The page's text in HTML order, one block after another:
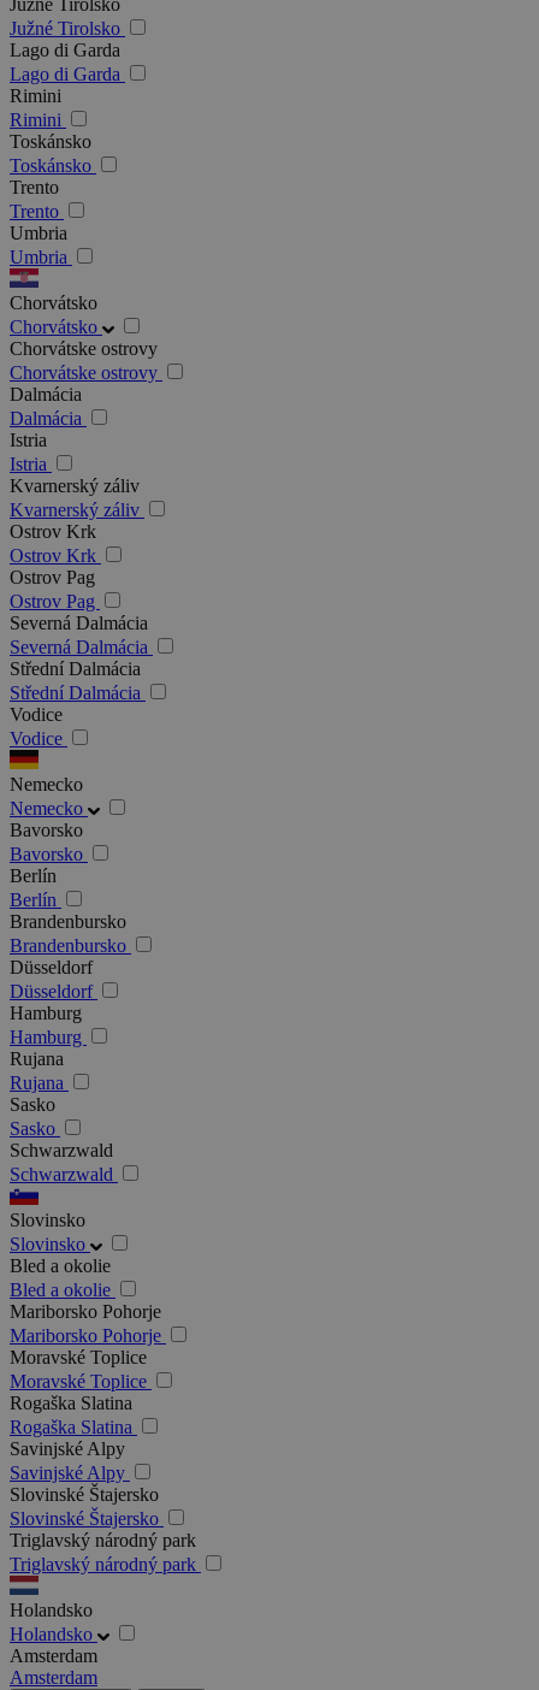
Južné Tirolsko
Južné Tirolsko
Lago di Garda
Lago di Garda
Rimini
Rimini
Toskánsko
Toskánsko
Trento
Trento
Umbria
Umbria
Chorvátsko
Chorvátsko
Chorvátske ostrovy
Chorvátske ostrovy
Dalmácia
Dalmácia
Istria
Istria
Kvarnerský záliv
Kvarnerský záliv
Ostrov Krk
Ostrov Krk
Ostrov Pag
Ostrov Pag
Severná Dalmácia
Severná Dalmácia
Střední Dalmácia
Střední Dalmácia
Vodice
Vodice
Nemecko
Nemecko
Bavorsko
Bavorsko
Berlín
Berlín
Brandenbursko
Brandenbursko
Düsseldorf
Düsseldorf
Hamburg
Hamburg
Rujana
Rujana
Sasko
Sasko
Schwarzwald
Schwarzwald
Slovinsko
Slovinsko
Bled a okolie
Bled a okolie
Mariborsko Pohorje
Mariborsko Pohorje
Moravské Toplice
Moravské Toplice
Rogaška Slatina
Rogaška Slatina
Savinjské Alpy
Savinjské Alpy
Slovinské Štajersko
Slovinské Štajersko
Triglavský národný park
Triglavský národný park
Holandsko
Holandsko
Amsterdam
Amsterdam